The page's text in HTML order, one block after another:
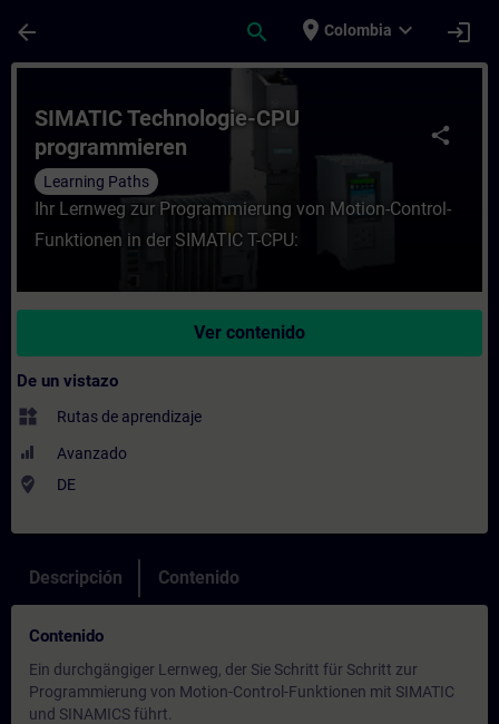
arrow_back search place Colombia expand_more login
Curso - SIMATIC Technologie-CPU
share
SIMATIC Technologie-CPU
programmieren
Learning Paths
Ihr Lernweg zur Programmierung von Motion-Control-
Funktionen in der SIMATIC T-CPU:
Ver contenido
De un vistazo
widgets Rutas de aprendizaje
Avanzado
where_to_vote DE
Descripción Contenido
Contenido
Ein durchgängiger Lernweg, der Sie Schritt für Schritt zur
Programmierung von Motion-Control-Funktionen mit SIMATIC
und SINAMICS führt.